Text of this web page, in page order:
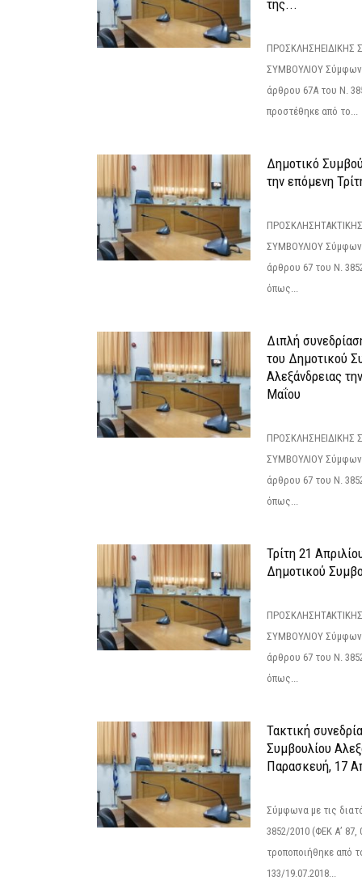
της...
ΠΡΟΣΚΛΗΣΗΕΙΔΙΚΗΣ
ΣΥΜΒΟΥΛΙΟΥ
άρθρου 67Α του Ν.
προστέθηκε από το...
Δημοτικό
την επόμενη
ΣΥΜΒΟΥΛΙΟΥ
άρθρου 67 του Ν.
όπως...
Διπλή
του Δημοτικού
Αλεξάνδρειας
Μαΐου
ΠΡΟΣΚΛΗΣΗΕΙΔΙΚΗΣ
ΣΥΜΒΟΥΛΙΟΥ
άρθρου 67 του Ν.
όπως...
Τρίτη 21
Δημοτικού
ΣΥΜΒΟΥΛΙΟΥ
άρθρου 67 του Ν.
όπως...
Τακτική
Συμβουλίου
Παρασκευή, 17
Σύμφωνα με τις
3852/2010 (ΦΕΚ Α’ 87,
τροποποιήθηκε από
133/19.07.2018...